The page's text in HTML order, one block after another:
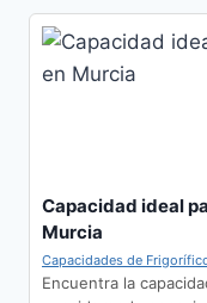
Capacidad ideal
Murcia
Capacidades de
Encuentra la